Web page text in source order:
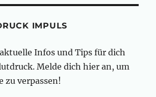
IMPULS
Infos und Tips für dich
Melde dich hier an, um
zu verpassen!